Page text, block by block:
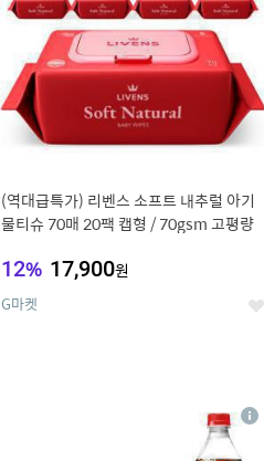
(역대급특가) 리벤스 소프트 내추럴 아기
물티슈 70매 20팩 캡형 / 70gsm 고평량
12% 17,900원
G마켓 좋
상